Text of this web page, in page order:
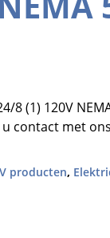
8 (1) 120V
contact met
producten,